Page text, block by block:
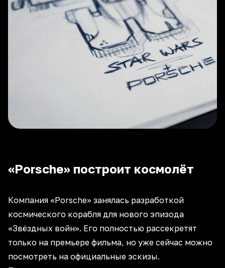
«Porsche» построит космолёт
Компания «Porsche» занялась разработкой
космического корабля для нового эпизода
«Звёздных войн». Его полностью рассекретят
только на премьере фильма, но уже сейчас можно
посмотреть на официальные эскизы.